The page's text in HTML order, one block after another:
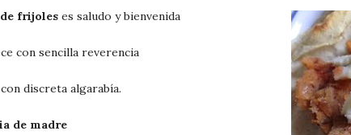
frijoles es saludo y bienvenida
con sencilla reverencia
discreta algarabía.
de madre